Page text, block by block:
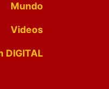
Mundo
Videos
DIGITAL